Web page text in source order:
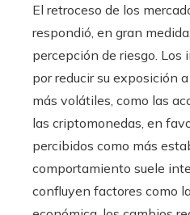
El retroceso de los
respondió, en gran
percepción de riesgo.
por reducir su exposición
más volátiles, como las
las criptomonedas, en
percibidos como más
comportamiento suele
confluyen factores como